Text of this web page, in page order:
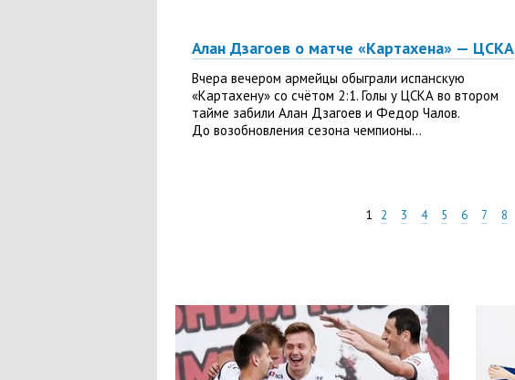
Алан Дзагоев о матче «Картахена» — ЦСКА
Вчера вечером армейцы обыграли испанскую
«Картахену» со счётом 2:1. Голы у ЦСКА во втором
тайме забили Алан Дзагоев и Федор Чалов.
До возобновления сезона чемпионы...
1 2 3 4 5 6 7 8